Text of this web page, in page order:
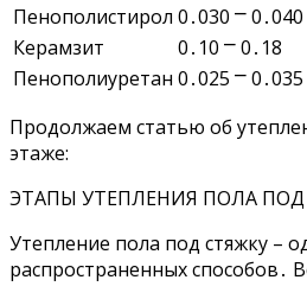
Пенополистирол 0․030 ⎻ 0․040
Керамзит
0․10 ⎻ 0․18
Пенополиуретан 0․025 ⎻ 0․035
Продолжаем статью об
этаже:
ЭТАПЫ УТЕПЛЕНИЯ ПОЛА
Утепление пола под стяжку –
распространенных способов․